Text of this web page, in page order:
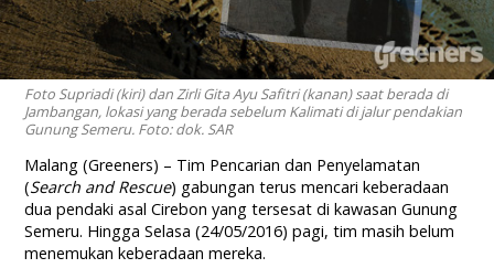
Foto Supriadi (kiri) dan Zirli Gita Ayu Safitri (kanan) saat berada di
Jambangan, lokasi yang berada sebelum Kalimati di jalur pendakian
Gunung Semeru. Foto: dok. SAR
Malang (Greeners) – Tim Pencarian dan Penyelamatan
(Search and Rescue) gabungan terus mencari keberadaan
dua pendaki asal Cirebon yang tersesat di kawasan Gunung
Semeru. Hingga Selasa (24/05/2016) pagi, tim masih belum
menemukan keberadaan mereka.